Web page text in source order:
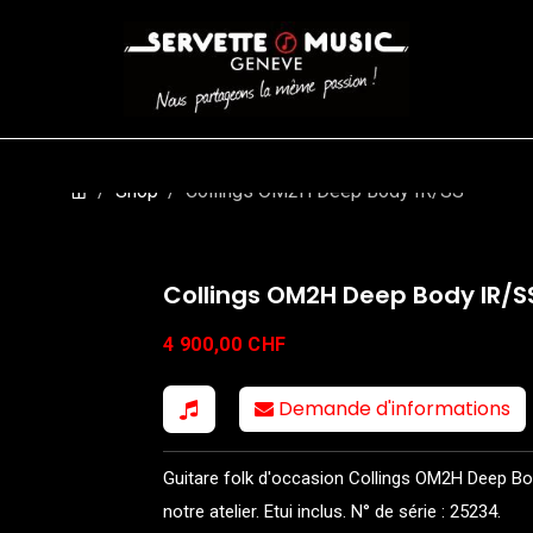
Shop Collings OM2H Deep Body IR/SS
Collings OM2H Deep Body IR/
4 900,00 CHF
Demande d'informations
Guitare folk d'occasion Collings OM2H Deep
notre atelier. Etui inclus. N° de série : 25234.